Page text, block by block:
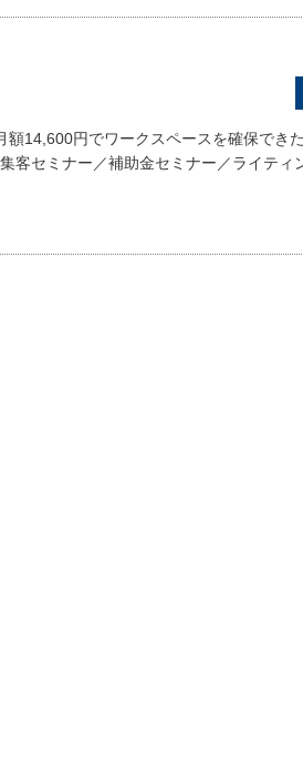
額14,600円でワークスペースを確保でき
客セミナー／補助金セミナー／ライティ